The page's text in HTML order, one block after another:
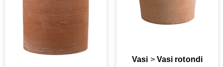
Vasi > Vasi rotondi